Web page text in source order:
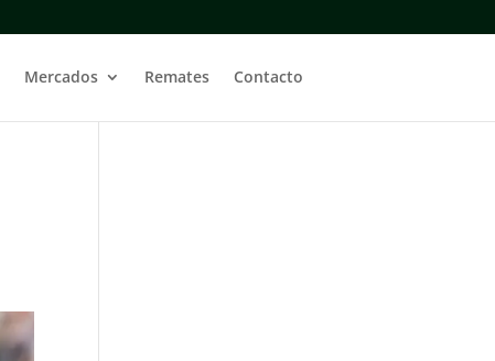
Mercados Remates Contacto